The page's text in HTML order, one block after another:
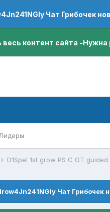
Чат Грибочек
весь контент сайта -
Лидеры
D1Spel 1st grow PS C GT
Чат Грибочек